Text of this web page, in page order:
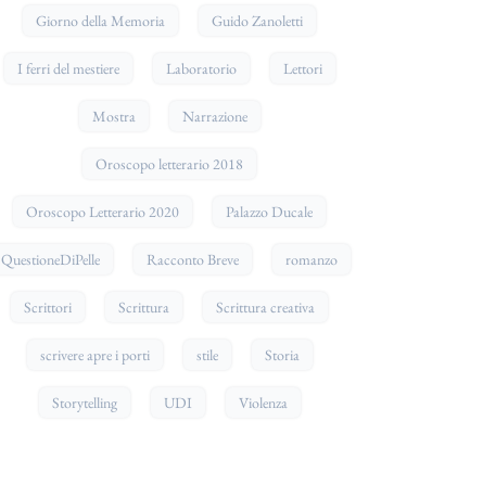
Giorno della Memoria Guido Zanoletti
I ferri del mestiere Laboratorio Lettori
Mostra Narrazione
Oroscopo letterario 2018
Oroscopo Letterario 2020 Palazzo Ducale
QuestioneDiPelle Racconto Breve romanzo
Scrittori Scrittura Scrittura creativa
scrivere apre i porti stile Storia
Storytelling UDI Violenza